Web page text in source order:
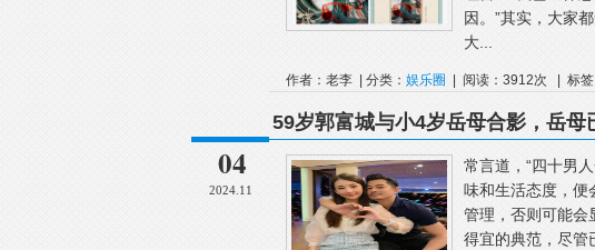
因。”其实，大家
大...
作者：老李 | 分类： 娱乐圈 | 阅读：3912次 | 标签
04
2024.11
59岁郭富城与小4岁岳母合影，岳
常言道，“四十男
味和生活态度，便
管理，否则可能会
得宜的典范，尽管